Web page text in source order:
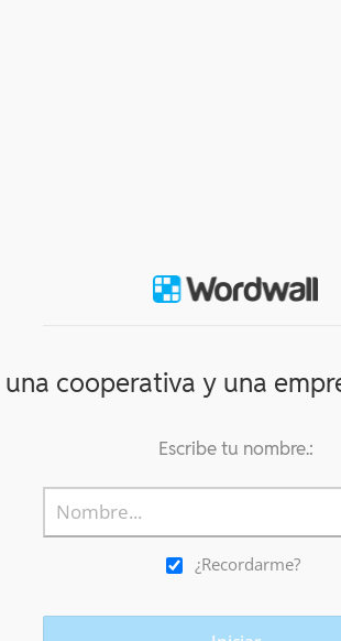
cooperativa y una
Escribe tu nombre.:
¿Recordarme?